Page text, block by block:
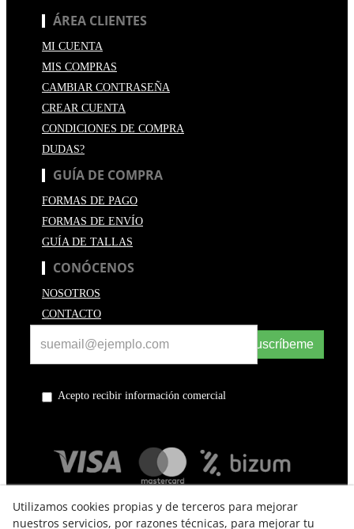
ÁREA CLIENTES
MI CUENTA
MIS COMPRAS
CAMBIAR CONTRASEÑA
CREAR CUENTA
CONDICIONES DE COMPRA
DUDAS?
GUÍA DE COMPRA
FORMAS DE PAGO
FORMAS DE ENVÍO
GUÍA DE TALLAS
CONÓCENOS
NOSOTROS
CONTACTO
Suscríbeme
Acepto recibir información comercial
Utilizamos cookies propias y de terceros para mejorar
nuestros servicios, por razones técnicas, para mejorar tu